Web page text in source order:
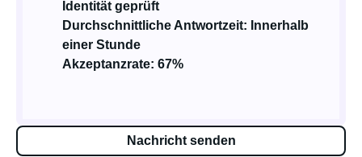
Identität geprüft
Durchschnittliche Antwortzeit: Innerhalb
einer Stunde
Akzeptanzrate: 67%
Nachricht senden